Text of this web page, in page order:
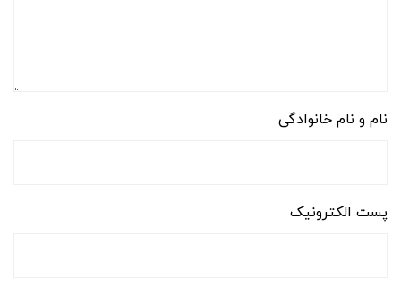
نام و نام خانوادگی
پست الکترونیک